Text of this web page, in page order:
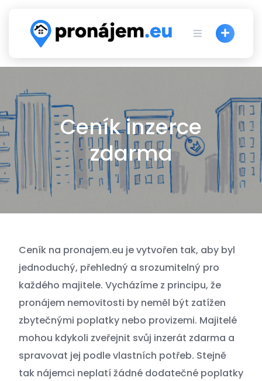
content
Ceník inzerce
zdarma
Ceník na pronajem.eu je vytvořen tak, aby byl
jednoduchý, přehledný a srozumitelný pro
každého majitele. Vycházíme z principu, že
pronájem nemovitosti by neměl být zatížen
zbytečnými poplatky nebo provizemi. Majitelé
mohou kdykoli zveřejnit svůj inzerát zdarma a
spravovat jej podle vlastních potřeb. Stejně
tak nájemci neplatí žádné dodatečné poplatky